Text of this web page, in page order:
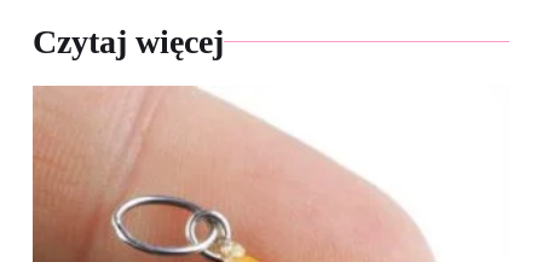
Czytaj więcej